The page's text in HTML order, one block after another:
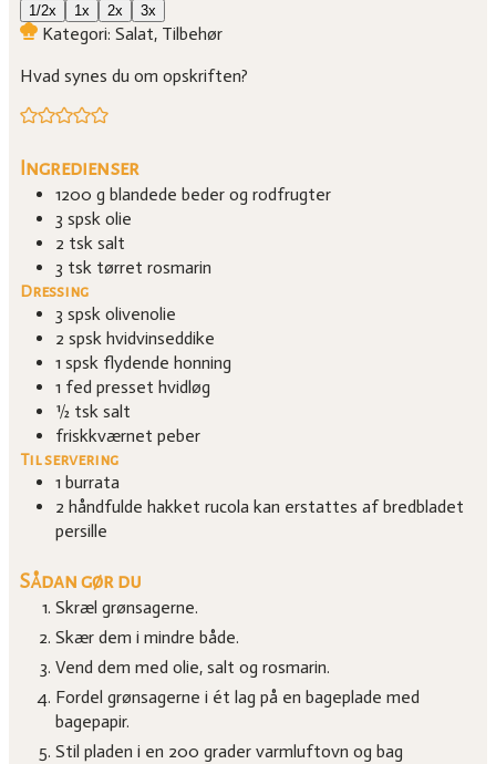
1/2x 1x 2x 3x
Kategori: Salat, Tilbehør
Hvad synes du om opskriften?
Ingredienser
1200 g blandede beder og rodfrugter
3 spsk olie
2 tsk salt
3 tsk tørret rosmarin
Dressing
3 spsk olivenolie
2 spsk hvidvinseddike
1 spsk flydende honning
1 fed presset hvidløg
½ tsk salt
friskkværnet peber
Til servering
1 burrata
2 håndfulde hakket rucola kan erstattes af bredbladet
persille
Sådan gør du
Skræl grønsagerne.
Skær dem i mindre både.
Vend dem med olie, salt og rosmarin.
Fordel grønsagerne i ét lag på en bageplade med
bagepapir.
Stil pladen i en 200 grader varmluftovn og bag